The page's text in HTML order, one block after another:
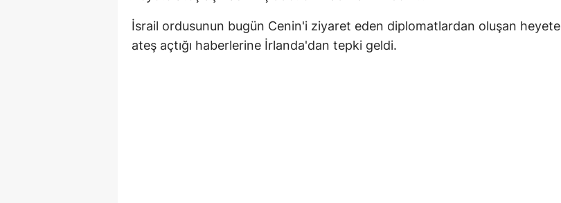
İsrail ordusunun bugün Cenin'i ziyaret eden diplomatlardan oluşan heyete
ateş açtığı haberlerine İrlanda'dan tepki geldi.